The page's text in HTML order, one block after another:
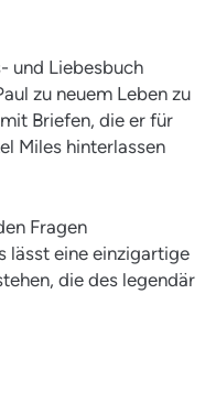
und Liebesbuch
zu neuem Leben zu
Briefen, die er für
Miles hinterlassen
Fragen
lässt eine einzigartige
die des legendär